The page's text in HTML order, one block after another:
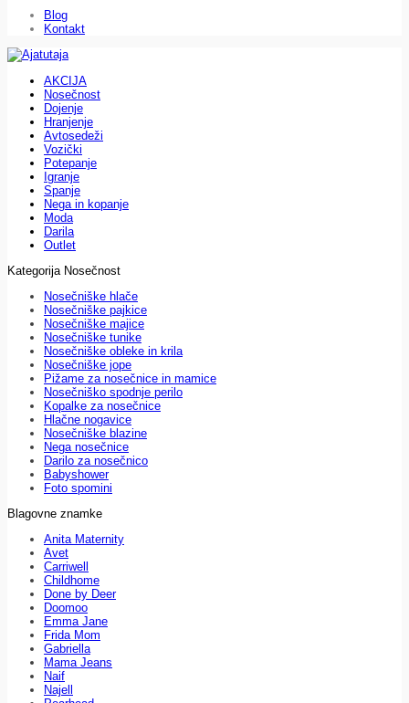
Blog
Kontakt
AKCIJA
Nosečnost
Dojenje
Hranjenje
Avtosedeži
Vozički
Potepanje
Igranje
Spanje
Nega in kopanje
Moda
Darila
Outlet
Kategorija Nosečnost
Nosečniške hlače
Nosečniške pajkice
Nosečniške majice
Nosečniške tunike
Nosečniške obleke in krila
Nosečniške jope
Pižame za nosečnice in mamice
Nosečniško spodnje perilo
Kopalke za nosečnice
Hlačne nogavice
Nosečniške blazine
Nega nosečnice
Darilo za nosečnico
Babyshower
Foto spomini
Blagovne znamke
Anita Maternity
Avet
Carriwell
Childhome
Done by Deer
Doomoo
Emma Jane
Frida Mom
Gabriella
Mama Jeans
Naif
Najell